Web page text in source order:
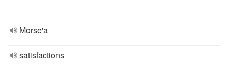
Morse'a
satisfactions